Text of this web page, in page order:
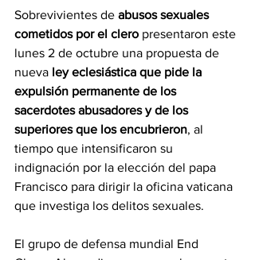
Sobrevivientes de abusos sexuales
cometidos por el clero presentaron este
lunes 2 de octubre una propuesta de
nueva ley eclesiástica que pide la
expulsión permanente de los
sacerdotes abusadores y de los
superiores que los encubrieron, al
tiempo que intensificaron su
indignación por la elección del papa
Francisco para dirigir la oficina vaticana
que investiga los delitos sexuales.
El grupo de defensa mundial End